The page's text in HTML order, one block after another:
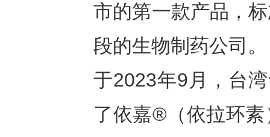
市的第一款产品，
段的生物制药公司。
于2023年9月，台
了依嘉®（依拉环